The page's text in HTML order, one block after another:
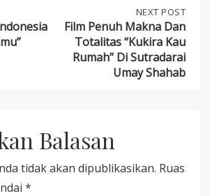
POST:
FILM
PENUH
MAKNA
DI
SUTRADARAI
UMAY
SHAHAB
NEXT POST
Film Penuh Makna Dan
Totalitas “Kukira Kau
Rumah” Di Sutradarai
Umay Shahab
Balasan
tidak akan dipublikasikan. Ruas
*